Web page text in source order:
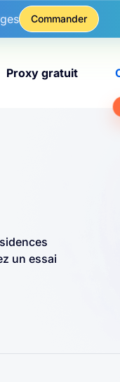
IP
IP
Commander
Proxy gratuit
un essai